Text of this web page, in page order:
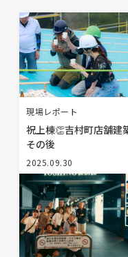
NEWS
資
Tel.
現場レポート
2025.09.30
祝上棟👏吉村町店舗建
その後